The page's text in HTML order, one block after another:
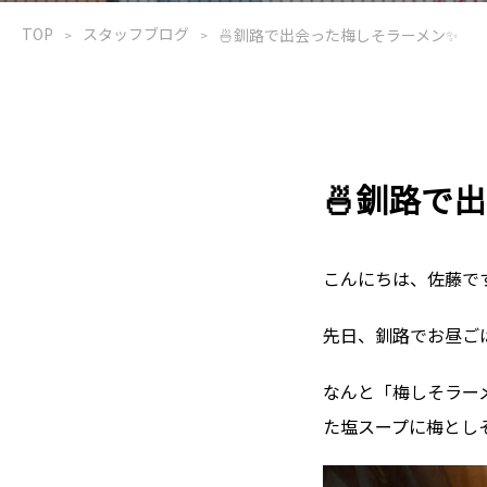
TOP スタッフブログ 🍜釧路で出会った梅しそラーメン✨
🍜釧路で
こんにちは、佐藤で
先日、釧路でお昼ご
なんと「梅しそラ
た塩スープに梅と